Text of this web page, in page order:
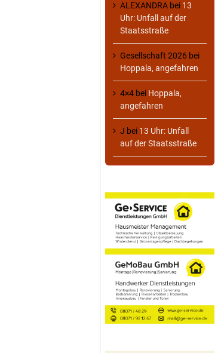
ALEXANDRA bei 13
Uhr: Unfall auf der
Staatsstraße
Gesellschaft 2026 bei
Hoppala, angefahren
4×4 bei Hoppala,
angefahren
J bei 13 Uhr: Unfall
auf der Staatsstraße